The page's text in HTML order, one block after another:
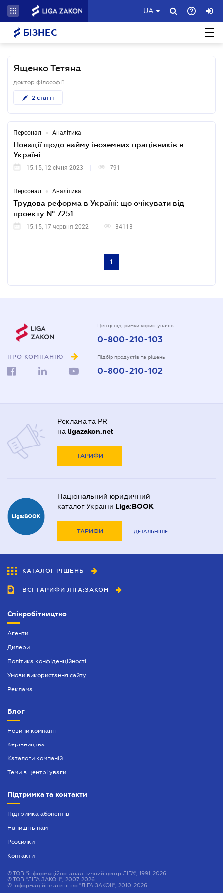
UA
БІЗНЕС
Ященко Тетяна
доктор філософії
2 статті
Персонал • Аналітика
Новації щодо найму іноземних працівників в
Україні
15:15, 12 січня 2023 791
Персонал • Аналітика
Трудова реформа в Україні: що очікувати від
проекту № 7251
15:15, 17 червня 2022 34113
1
ПРО КОМПАНІЮ
Центр підтримки користувачів
0-800-210-103
Підбір продуктів та рішень
0-800-210-102
Реклама та PR
на ligazakon.net
ТАРИФИ
Національний юридичний
каталог України Liga:BOOK
ТАРИФИ ДЕТАЛЬНІШЕ
КАТАЛОГ РІШЕНЬ
ВСІ ТАРИФИ ЛІГА:ЗАКОН
Співробітництво
Агенти
Дилери
Політика конфіденційності
Умови використання сайту
Реклама
Блог
Новини компанії
Керівництва
Каталоги компаній
Теми в центрі уваги
Підтримка та контакти
Підтримка абонентів
Напишіть нам
Розсилки
Контакти
©ТОВ "інформаційно-аналітичний центр ЛІГА", 1991-2026.
©ТОВ "ЛІГА ЗАКОН", 2007-2026.
© Інформаційне агенство "ЛІГА:ЗАКОН", 2010-2026.